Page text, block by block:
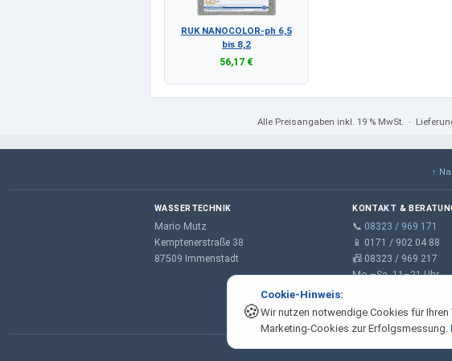
🍪
Cookie-Hinweis:
Wir nutzen notwendige Cookies für
Marketing-Cookies zur Erfolgsmessung.
RUK NANOCOLOR-ph 6,5
bis 8,2
56,17 €
Alle Preisangaben inkl. 19 % MwSt. ·
↑
WASSERTECHNIK
Mario Mutz
Kemptenerstraße 38
87509 Immenstadt
KONTAKT &
📞 08323 / 969 171
📱 0171 / 902 04 88
📠 08323 / 969 217
Mo.–Sa. 11–21 Uhr